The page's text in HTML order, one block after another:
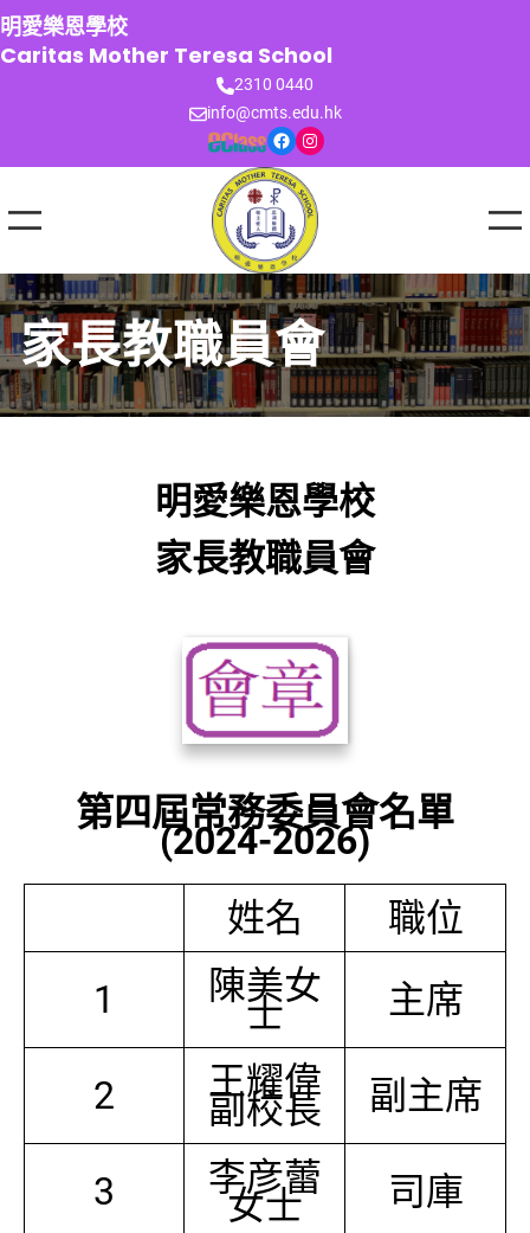
跳
至
主
明愛樂恩學校
Caritas Mother Teresa School
2310 0440
info@cmts.edu.hk
Facebook Instagram
家長教職員會
明愛樂恩學校
家長教職員會
第四屆常務委員會名單
(2024-2026)
姓名
職位
1
陳美女
士 主席
2 王耀偉
副校長 副主席
3 李彦蕾
女士 司庫